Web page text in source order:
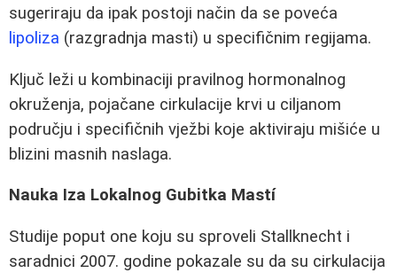
sugeriraju da ipak postoji način da se poveća
lipoliza (razgradnja masti) u specifičnim regijama.
Ključ leži u kombinaciji pravilnog hormonalnog
okruženja, pojačane cirkulacije krvi u ciljanom
području i specifičnih vježbi koje aktiviraju mišiće u
blizini masnih naslaga.
Nauka Iza Lokalnog Gubitka Mastí
Studije poput one koju su sproveli Stallknecht i
saradnici 2007. godine pokazale su da su cirkulacija